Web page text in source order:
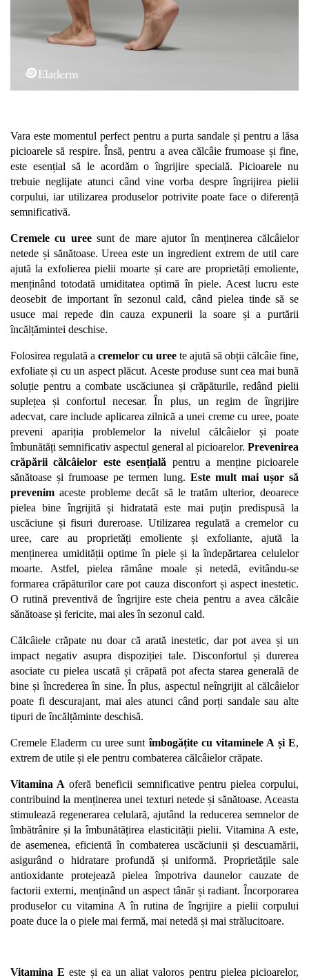
Creme Emoliente
Creme cu Uree
Evidence skincare
Vara este momentul perfect pentru a purta sandale și pentru a lăsa
picioarele să respire. Însă, pentru a avea călcâie frumoase și fine,
este esențial să le acordăm o îngrijire specială. Picioarele nu
trebuie neglijate atunci când vine vorba despre îngrijirea pielii
corpului, iar utilizarea produselor potrivite poate face o diferență
semnificativă.
Cremele cu uree sunt de mare ajutor în menținerea călcâielor
netede și sănătoase. Ureea este un ingredient extrem de util care
ajută la exfolierea pielii moarte și care are proprietăți emoliente,
menținând totodată umiditatea optimă în piele. Acest lucru este
deosebit de important în sezonul cald, când pielea tinde să se
usuce mai repede din cauza expunerii la soare și a purtării
încălțămintei deschise.
Folosirea regulată a cremelor cu uree te ajută să obții călcâie fine,
exfoliate și cu un aspect plăcut. Aceste produse sunt cea mai bună
soluție pentru a combate uscăciunea și crăpăturile, redând pielii
suplețea și confortul necesar. În plus, un regim de îngrijire
adecvat, care include aplicarea zilnică a unei creme cu uree, poate
preveni apariția problemelor la nivelul călcâielor și poate
îmbunătăți semnificativ aspectul general al picioarelor. Prevenirea
crăpării călcâielor este esențială pentru a menține picioarele
sănătoase și frumoase pe termen lung. Este mult mai ușor să
prevenim aceste probleme decât să le tratăm ulterior, deoarece
pielea bine îngrijită și hidratată este mai puțin predispusă la
uscăciune și fisuri dureroase. Utilizarea regulată a cremelor cu
uree, care au proprietăți emoliente și exfoliante, ajută la
menținerea umidității optime în piele și la îndepărtarea celulelor
moarte. Astfel, pielea rămâne moale și netedă, evitându-se
formarea crăpăturilor care pot cauza disconfort și aspect inestetic.
O rutină preventivă de îngrijire este cheia pentru a avea călcâie
sănătoase și fericite, mai ales în sezonul cald.
Călcâiele crăpate nu doar că arată inestetic, dar pot avea și un
impact negativ asupra dispoziției tale. Disconfortul și durerea
asociate cu pielea uscată și crăpată pot afecta starea generală de
bine și încrederea în sine. În plus, aspectul neîngrijit al călcâielor
poate fi descurajant, mai ales atunci când porți sandale sau alte
tipuri de încălțăminte deschisă.
Cremele Eladerm cu uree sunt îmbogățite cu vitaminele A și E,
extrem de utile și ele pentru combaterea călcâielor crăpate.
Vitamina A oferă beneficii semnificative pentru pielea corpului,
contribuind la menținerea unei texturi netede și sănătoase. Aceasta
stimulează regenerarea celulară, ajutând la reducerea semnelor de
îmbătrânire și la îmbunătățirea elasticității pielii. Vitamina A este,
de asemenea, eficientă în combaterea uscăciunii și descuamării,
asigurând o hidratare profundă și uniformă. Proprietățile sale
antioxidante protejează pielea împotriva daunelor cauzate de
factorii externi, menținând un aspect tânăr și radiant. Încorporarea
produselor cu vitamina A în rutina de îngrijire a pielii corpului
poate duce la o piele mai fermă, mai netedă și mai strălucitoare.
Vitamina E este și ea un aliat valoros pentru pielea picioarelor,